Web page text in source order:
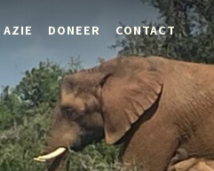
AZIE DONEER CONTACT